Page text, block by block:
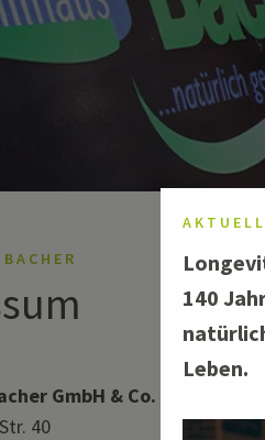
GmbH & Co. KG
40
140
Leben.